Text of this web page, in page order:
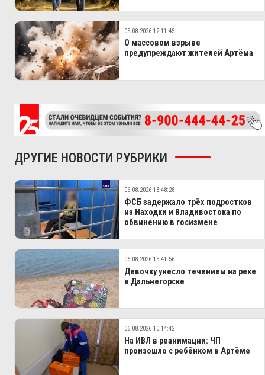
05.08.2026 12:11:45
О массовом взрыве
предупреждают жителей Артёма
ДРУГИЕ НОВОСТИ РУБРИКИ
06.08.2026 18:48:28
ФСБ задержало трёх подростков
из Находки и Владивостока по
обвинению в госизмене
06.08.2026 15:41:56
Девочку унесло течением на реке
в Дальнегорске
06.08.2026 10:14:42
На ИВЛ в реанимации: ЧП
произошло с ребёнком в Артёме